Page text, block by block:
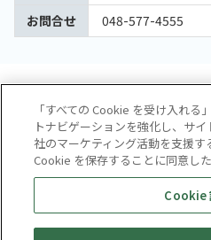
お問合せ
048-577-4555
会社概要
お問い合わせ
株式会社
「すべての Cookie を受け入れる
トナビゲーションを強化し、サ
社のマーケティング活動を支援
Cookie を保存することに同意した
Cookie